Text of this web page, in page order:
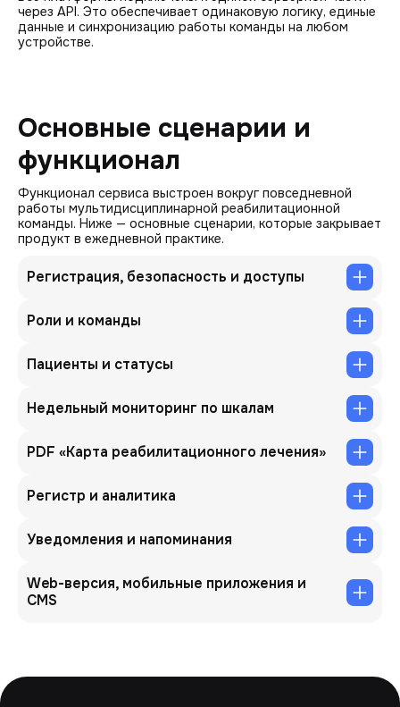
через API. Это обеспечивает одинаковую логику, единые
данные и синхронизацию работы команды на любом
устройстве.
Основные сценарии и
функционал
Функционал сервиса выстроен вокруг повседневной
работы мультидисциплинарной реабилитационной
команды. Ниже — основные сценарии, которые закрывает
продукт в ежедневной практике.
Регистрация, безопасность и доступы
Роли и команды
Пациенты и статусы
Недельный мониторинг по шкалам
PDF «Карта реабилитационного лечения»
Регистр и аналитика
Уведомления и напоминания
Web-версия, мобильные приложения и
CMS